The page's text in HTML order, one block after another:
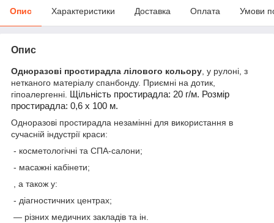
Опис Характеристики Доставка Оплата Умови
Опис
Одноразові простирадла лілового кольору , у рулоні, з
нетканого матеріалу спанбонду. Приємні на дотик,
гіпоалергенні.
Щільність простирадла: 20 г/м. Розмір
простирадла: 0,6 х 100 м.
Одноразові простирадла незамінні для використання в
сучасній індустрії краси:
- косметологічні та СПА-салони;
- масажні кабінети;
, а також у:
- діагностичних центрах;
— різних медичних закладів та ін.